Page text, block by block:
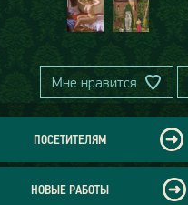
Мне нравится
ПОСЕТИТЕЛЯМ
НОВЫЕ РАБОТЫ